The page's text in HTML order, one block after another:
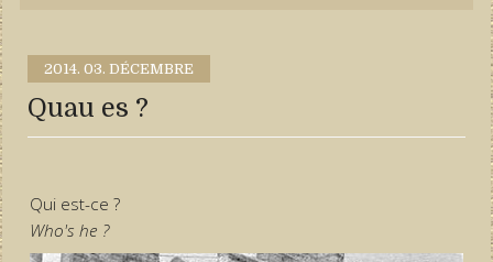
2014. 03. DÉCEMBRE
Quau es ?
Qui est-ce ?
Who's he ?